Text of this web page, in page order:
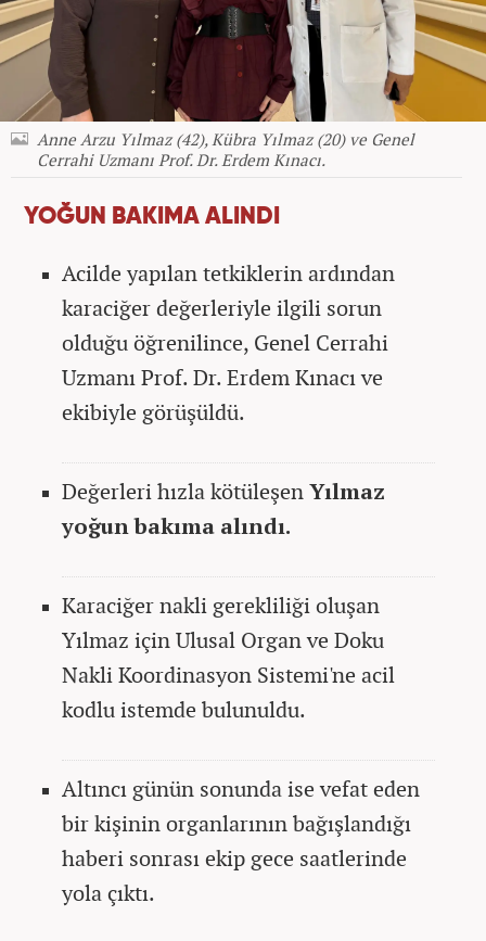
Anne Arzu Yılmaz (42), Kübra Yılmaz (20) ve Genel
Cerrahi Uzmanı Prof. Dr. Erdem Kınacı.
YOĞUN BAKIMA ALINDI
Acilde yapılan tetkiklerin ardından
karaciğer değerleriyle ilgili sorun
olduğu öğrenilince, Genel Cerrahi
Uzmanı Prof. Dr. Erdem Kınacı ve
ekibiyle görüşüldü.
Değerleri hızla kötüleşenYılmaz
yoğun bakıma alındı.
Karaciğer nakli gerekliliği oluşan
Yılmaz için Ulusal Organ ve Doku
Nakli Koordinasyon Sistemi'ne acil
kodlu istemde bulunuldu.
Altıncı günün sonunda ise vefat eden
bir kişinin organlarının bağışlandığı
haberi sonrası ekip gece saatlerinde
yola çıktı.